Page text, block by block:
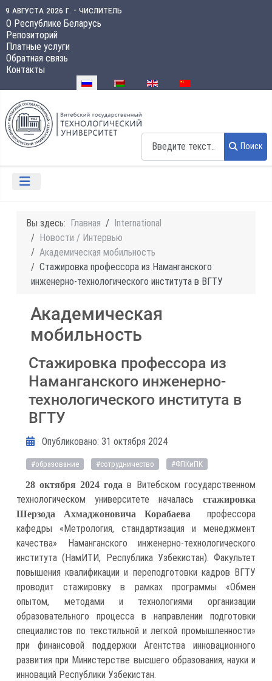
9 августа 2026 г. - числитель
О Республике Беларусь
Репозиторий
Платные услуги
Обратная связь
Контакты
Выберите язык
Поиск
Вы здесь: Главная
International
Новости / Интервью
Академическая мобильность
Стажировка профессора из Наманганского
инженерно-технологического института в ВГТУ
Академическая
мобильность
Стажировка профессора из
Наманганского инженерно-
технологического института в
ВГТУ
Информация о материале
Опубликовано: 31 октября 2024
#образование #сотрудничество #ФПКиПК
28 октября 2024 года в Витебском государственном
технологическом университете началась стажировка
Шерзода Ахмаджоновича Корабаева
профессора
кафедры «Метрология, стандартизация и менеджмент
качества» Наманганского инженерно-технологического
института (НамИТИ, Республика Узбекистан). Факультет
повышения квалификации и переподготовки кадров ВГТУ
проводит стажировку в рамках программы «Обмен
опытом, методами и технологиями организации
образовательного процесса в направлении подготовки
специалистов по текстильной и легкой промышленности»
при финансовой поддержки Агентства инновационного
развития при Министерстве высшего образования, науки и
инноваций Республики Узбекистан.